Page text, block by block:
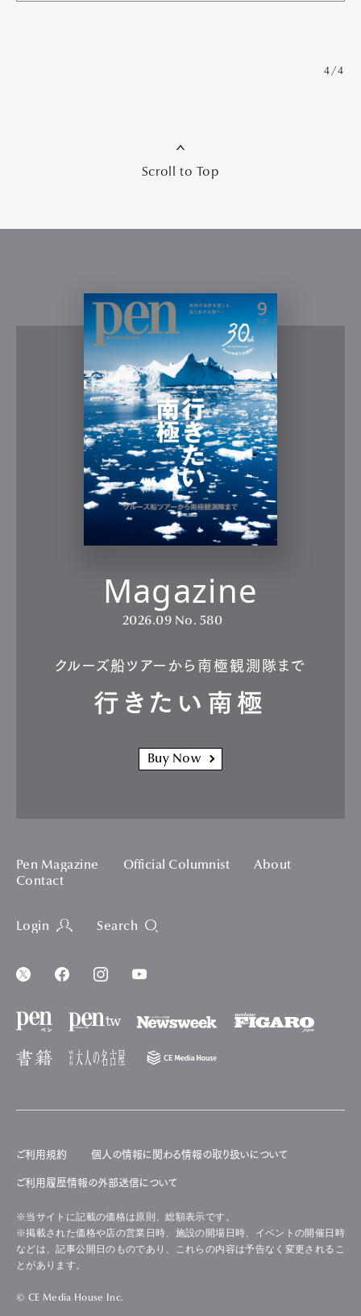
4/4
Scroll to Top
Magazine
2026.09 No. 580
クルーズ船ツアーから南極観測隊まで
行きたい南極
Buy Now
Pen Magazine Official Columnist
About
Contact
Login Search
ご利用規約 個人の情報に関わる情報の取り扱いについて
ご利用履歴情報の外部送信について
※当サイトに記載の価格は原則、総額表示です。
※掲載された価格や店の営業日時、施設の開場日時、イベントの開催日時
などは、記事公開日のものであり、これらの内容は予告なく変更されるこ
とがあります。
© CE Media House Inc.